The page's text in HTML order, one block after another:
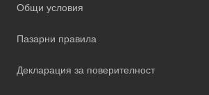
Общи условия
Пазарни правила
Декларация за поверителност